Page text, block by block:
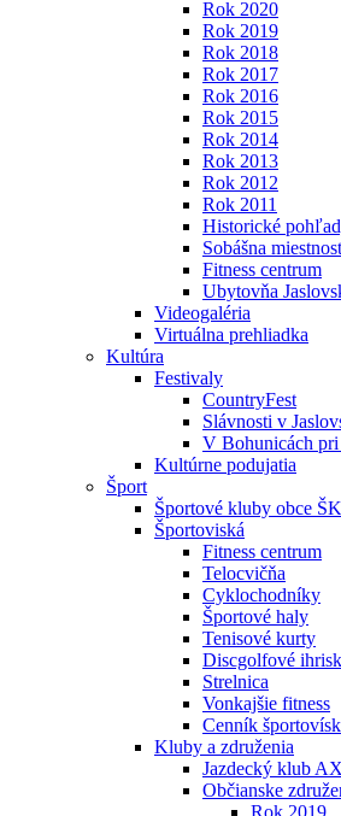
Rok 2020
Rok 2019
Rok 2018
Rok 2017
Rok 2016
Rok 2015
Rok 2014
Rok 2013
Rok 2012
Rok 2011
Historické
Sobášna
Fitness centrum
Ubytovňa
Videogaléria
Virtuálna prehliadka
Kultúra
Festivaly
CountryFest
Slávnosti v
V Bohunicách pri
Kultúrne podujatia
Šport
Športové kluby obce
Športoviská
Fitness centrum
Telocvičňa
Cyklochodníky
Športové haly
Tenisové kurty
Discgolfové
Strelnica
Vonkajšie fitness
Cenník športovísk
Kluby a združenia
Jazdecký klub
Občianske
Rok 2019